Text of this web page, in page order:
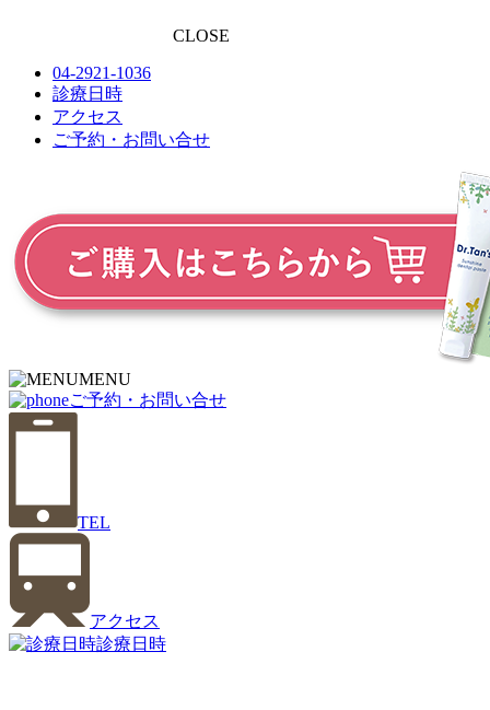
CLOSE
04-2921-1036
診療日時
アクセス
ご予約・お問い合せ
MENU
ご予約・お問い合せ
TEL
アクセス
診療日時